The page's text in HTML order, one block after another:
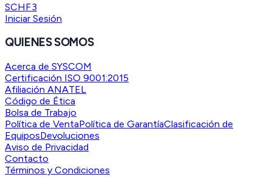
SCHF3
Iniciar Sesión
QUIENES SOMOS
Acerca de SYSCOM
Certificación ISO 9001:2015
Afiliación ANATEL
Código de Ética
Bolsa de Trabajo
Política de VentaPolítica de GarantíaClasificación de
EquiposDevoluciones
Aviso de Privacidad
Contacto
Términos y Condiciones